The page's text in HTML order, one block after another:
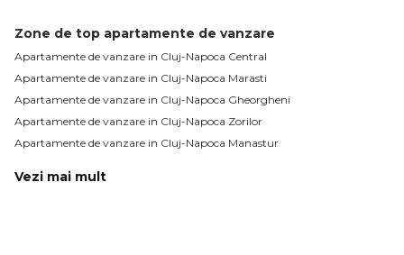
Zone de top apartamente de vanzare
Apartamente de vanzare in Cluj-Napoca Central
Apartamente de vanzare in Cluj-Napoca Marasti
Apartamente de vanzare in Cluj-Napoca Gheorgheni
Apartamente de vanzare in Cluj-Napoca Zorilor
Apartamente de vanzare in Cluj-Napoca Manastur
Vezi mai mult